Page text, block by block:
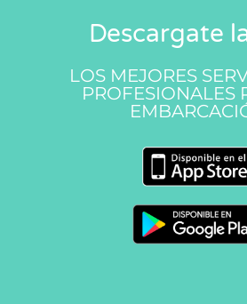
Descargate
LOS MEJORES
PROFESIONALES